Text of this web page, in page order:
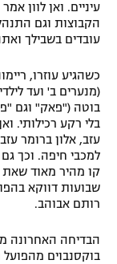
עיניים. ואן לוון
הקבוצות וגם
עובדים בשבילך
כשהגיע עוזרו,
(מנערים ב' ועד
בוטה ("פאק" וגם
בלי רקע רכילותי.
עזב, אלון ברומר
למכבי חיפה. וכך
קו מהיר מאוד שאת
שבועות דווקא
רותם אבוהב.
הבדיחה האחרונה
בוקסנבוים